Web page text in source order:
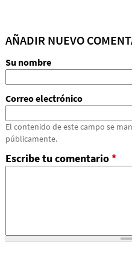
AÑADIR NUEVO
Su nombre
Correo electrónico
El contenido de este campo se
públicamente.
Escribe tu comentario*